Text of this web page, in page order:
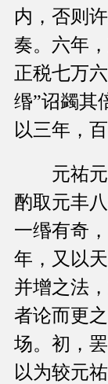
内，否则
奏。六年
正税七万
缗”诏蠲其
以三年，
元祐元
酌取元丰
一缗有奇
年，又以
并增之法
者论而更
场。初，
以为较元